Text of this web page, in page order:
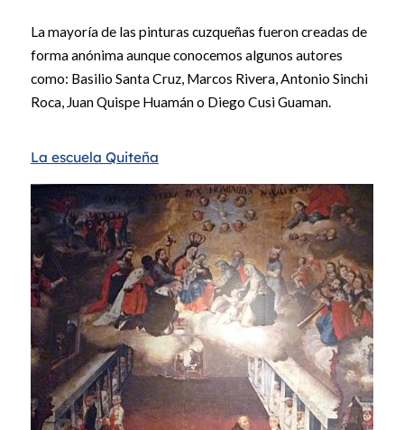
La mayoría de las pinturas cuzqueñas fueron creadas de
forma anónima aunque conocemos algunos autores
como: Basilio Santa Cruz, Marcos Rivera, Antonio Sinchi
Roca, Juan Quispe Huamán o Diego Cusi Guaman.
La escuela Quiteña